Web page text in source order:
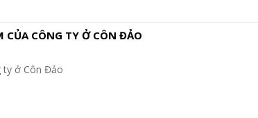
CÔNG TY Ở CÔN ĐẢO
ty ở Côn Đảo